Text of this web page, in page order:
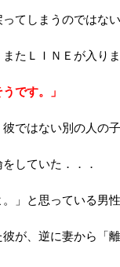
てしまうのではな
たＬＩＮＥが入り
です。」
ではない別の人の
していた．．．
」と思っている男
が、逆に妻から「